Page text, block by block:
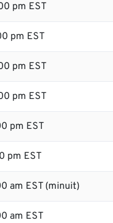
pm EST
pm EST
pm EST
pm EST
pm EST
pm EST
am EST (minuit)
am EST